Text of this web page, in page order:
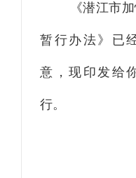
《潜江市
暂行办法》 已
意，现 印发给
行。